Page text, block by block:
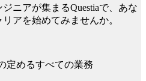
ニアが集まるQuestiaで、あな
アを始めてみませんか。
定めるすべての業務